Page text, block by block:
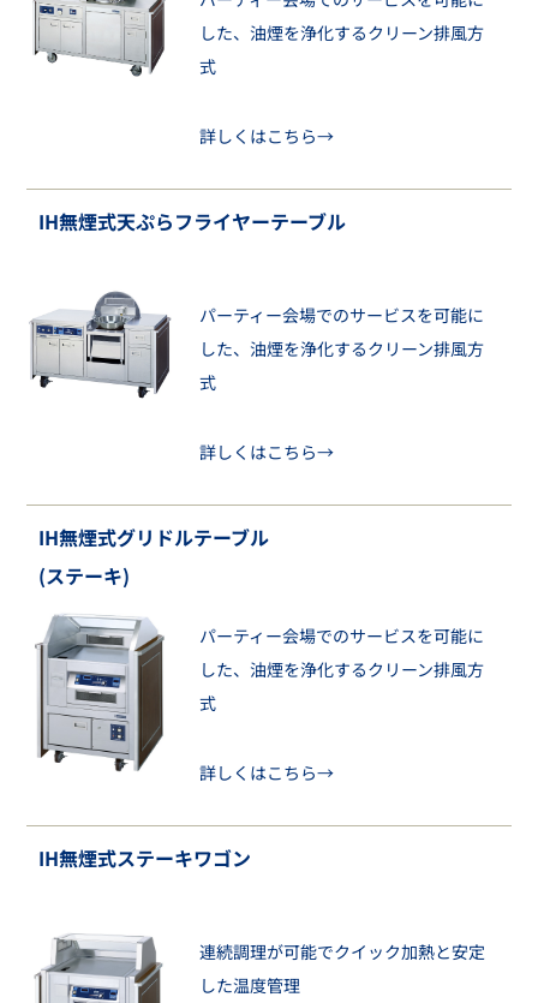
した、油煙を浄化するクリーン排風方
式
詳しくはこちら→
IH無煙式天ぷらフライヤーテーブル
パーティー会場でのサービスを可能に
した、油煙を浄化するクリーン排風方
式
詳しくはこちら→
IH無煙式グリドルテーブル
(ステーキ)
パーティー会場でのサービスを可能に
した、油煙を浄化するクリーン排風方
式
詳しくはこちら→
IH無煙式ステーキワゴン
連続調理が可能でクイック加熱と安定
した温度管理